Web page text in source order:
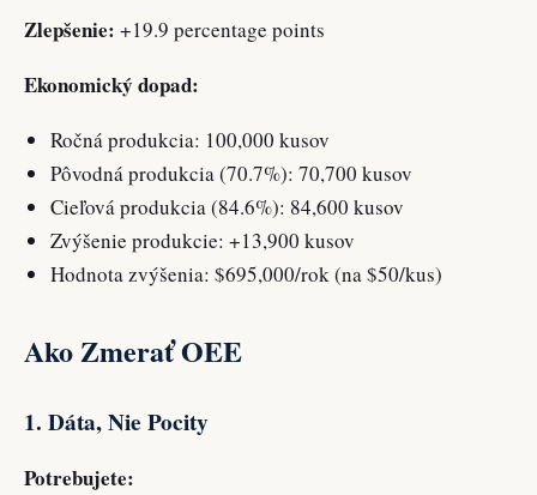
Zlepšenie: +19.9 percentage points
Ekonomický dopad:
Ročná produkcia: 100,000 kusov
Pôvodná produkcia (70.7%): 70,700 kusov
Cieľová produkcia (84.6%): 84,600 kusov
Zvýšenie produkcie: +13,900 kusov
Hodnota zvýšenia: $695,000/rok (na $50/kus)
Ako Zmerať OEE
1. Dáta, Nie Pocity
Potrebujete: